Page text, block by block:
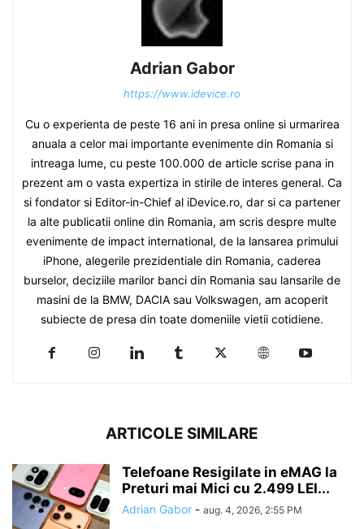
Adrian Gabor
https://www.idevice.ro
Cu o experienta de peste 16 ani in presa online si urmarirea
anuala a celor mai importante evenimente din Romania si
intreaga lume, cu peste 100.000 de article scrise pana in
prezent am o vasta expertiza in stirile de interes general. Ca
si fondator si Editor-in-Chief al iDevice.ro, dar si ca partener
la alte publicatii online din Romania, am scris despre multe
evenimente de impact international, de la lansarea primului
iPhone, alegerile prezidentiale din Romania, caderea
burselor, deciziile marilor banci din Romania sau lansarile de
masini de la BMW, DACIA sau Volkswagen, am acoperit
subiecte de presa din toate domeniile vietii cotidiene.
ARTICOLE SIMILARE
Telefoane Resigilate in eMAG la
Preturi mai Mici cu 2.499 LEI...
Adrian Gabor - aug. 4, 2026, 2:55 PM